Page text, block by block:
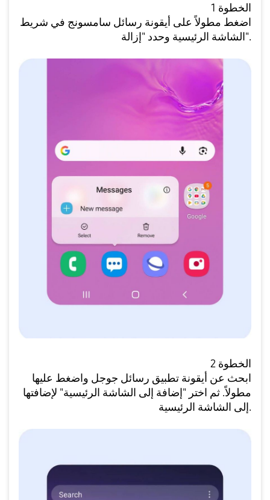
الخطوة 1
اضغط مطولاً على أيقونة رسائل سامسونج في شريط
الشاشة الرئيسية وحدد "إزالة".
الخطوة 2
ابحث عن أيقونة تطبيق رسائل جوجل واضغط عليها
مطولاً. ثم اختر "إضافة إلى الشاشة الرئيسية" لإضافتها
إلى الشاشة الرئيسية.